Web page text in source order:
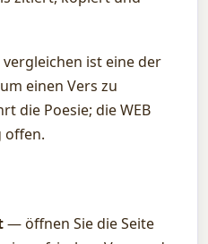
ist eine der
einen Vers zu
die Poesie; die WEB
offen.
— öffnen Sie die Seite